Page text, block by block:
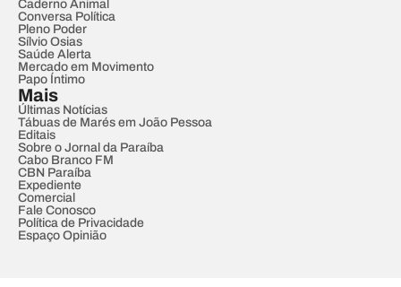
Caderno Animal
Conversa Política
Pleno Poder
Sílvio Osias
Saúde Alerta
Mercado em Movimento
Papo Íntimo
Mais
Últimas Notícias
Tábuas de Marés em João Pessoa
Editais
Sobre o Jornal da Paraíba
Cabo Branco FM
CBN Paraíba
Expediente
Comercial
Fale Conosco
Política de Privacidade
Espaço Opinião